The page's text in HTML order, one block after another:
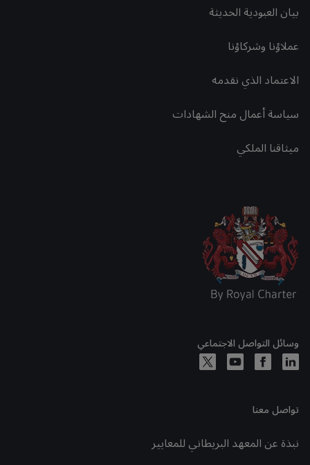
بيان العبودية الحديثة
عملاؤنا وشركاؤنا
الاعتماد الذي نقدمه
سياسة أعمال منح الشهادات
ميثاقنا الملكي
وسائل التواصل الاجتماعي
تواصل معنا
نبذة عن المعهد البريطاني للمعايير